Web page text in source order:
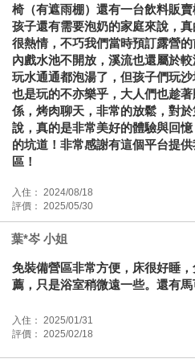
椅（有遮雨棚）還有一台飲料販
孩子還有需要泡奶的家庭來說，
很熱情，不巧我們當時預訂露營
內戲水池不開放，溪流也還屬於
玩水通通都泡湯了，但孩子們玩
也是玩的不亦樂乎，大人們也趁
係，烤肉聊天，非常的放鬆，對
說，真的是非常美好的體驗與回
的坑道！非常感謝有這個平台提
區！
入住： 2024/08/18
評價： 2025/05/30
葉*岑 小姐
免裝備營區非常方便，床很好睡
薦，只是浴室稍微遠一些。還有
入住： 2025/01/31
評價： 2025/02/18